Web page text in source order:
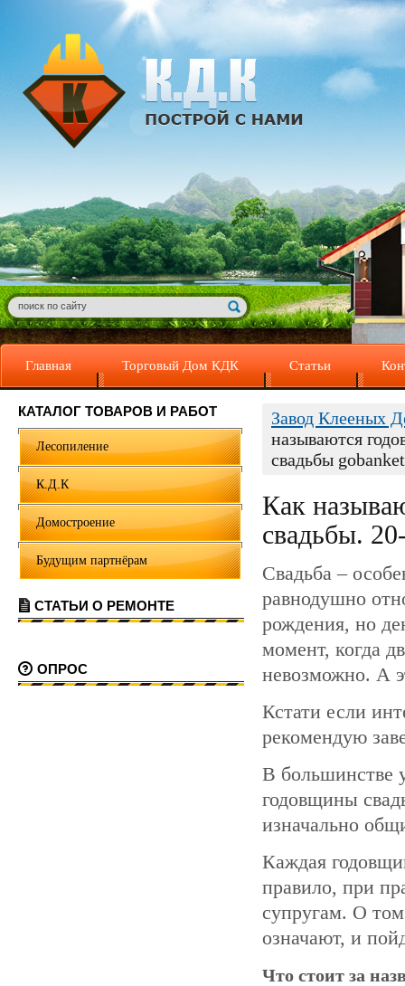
Главная Торговый Дом КДК Статьи
КАТАЛОГ ТОВАРОВ И РАБОТ
Лесопиление
К.Д.К
Домостроение
Будущим партнёрам
СТАТЬИ О РЕМОНТЕ
ОПРОС
Завод Клееных
называются
свадьбы
Как
свадьбы.
Свадьба –
равнодушно
рождения, но
момент, когда
невозможно. А
Кстати если
рекомендую
В большинстве
годовщины
изначально
Каждая
правило, при
супругам. О
означают, и
Что стоит за